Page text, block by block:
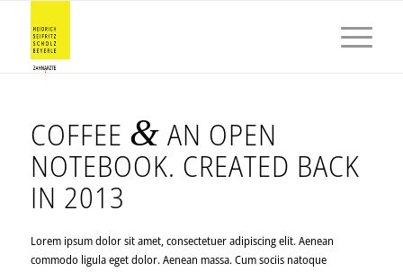
COFFEE & AN OPEN
NOTEBOOK. CREATED BACK
IN 2013
Lorem ipsum dolor sit amet, consectetuer adipiscing elit. Aenean
commodo ligula eget dolor. Aenean massa. Cum sociis natoque